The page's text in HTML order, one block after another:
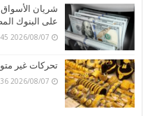
شريان الأسواق
على البنوك
2026/08/07 5:03:45 مساءً
تحركات غير
2026/08/07 4:57:36 مساءً